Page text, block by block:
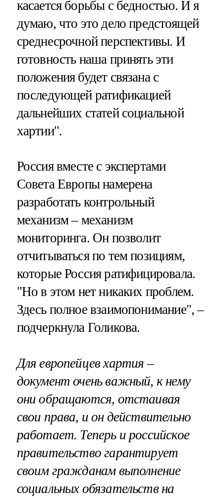
касается борьбы с бедностью. И я
думаю, что это дело предстоящей
среднесрочной перспективы. И
готовность наша принять эти
положения будет связана с
последующей ратификацией
дальнейших статей социальной
хартии".
Россия вместе с экспертами
Совета Европы намерена
разработать контрольный
механизм – механизм
мониторинга. Он позволит
отчитываться по тем позициям,
которые Россия ратифицировала.
"Но в этом нет никаких проблем.
Здесь полное взаимопонимание", –
подчеркнула Голикова.
Для европейцев хартия –
документ очень важный, к нему
они обращаются, отстаивая
свои права, и он действительно
работает. Теперь и российское
правительство гарантирует
своим гражданам выполнение
социальных обязательств на